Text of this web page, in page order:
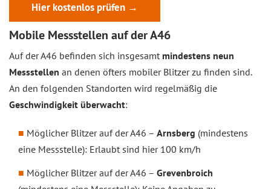
Hier kostenlos prüfen →
Mobile Messstellen auf der A46
Auf der A46 befinden sich insgesamt mindestens neun
Messstellen an denen öfters mobiler Blitzer zu finden sind.
An den folgenden Standorten wird regelmäßig die
Geschwindigkeit überwacht:
Möglicher Blitzer auf der A46 – Arnsberg (mindestens
eine Messstelle): Erlaubt sind hier 100 km/h
Möglicher Blitzer auf der A46 – Grevenbroich